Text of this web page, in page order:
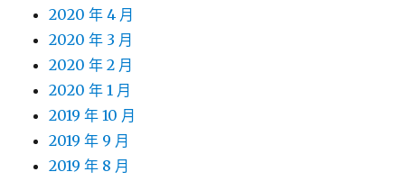
2020 年 4 月
2020 年 3 月
2020 年 2 月
2020 年 1 月
2019 年 10 月
2019 年 9 月
2019 年 8 月